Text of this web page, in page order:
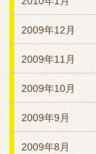
2009年12月
2009年11月
2009年10月
2009年9月
2009年8月